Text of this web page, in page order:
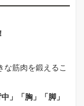
な筋肉を鍛えるこ
中」「胸」「脚」